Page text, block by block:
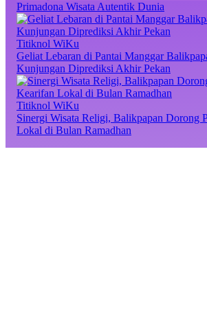
Primadona Wisata Autentik Dunia
Titiknol WiKu
Geliat Lebaran di Pantai Manggar
Kunjungan Diprediksi Akhir Pekan
Titiknol WiKu
Sinergi Wisata Religi, Balikpapan Dorong
Lokal di Bulan Ramadhan